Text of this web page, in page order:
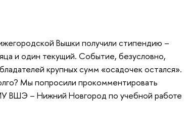
Вышки получили стипендию –
и один текущий. Событие, безусловно,
крупных сумм «осадочек остался».
Мы попросили прокомментировать
ВШЭ – Нижний Новгород по учебной работе